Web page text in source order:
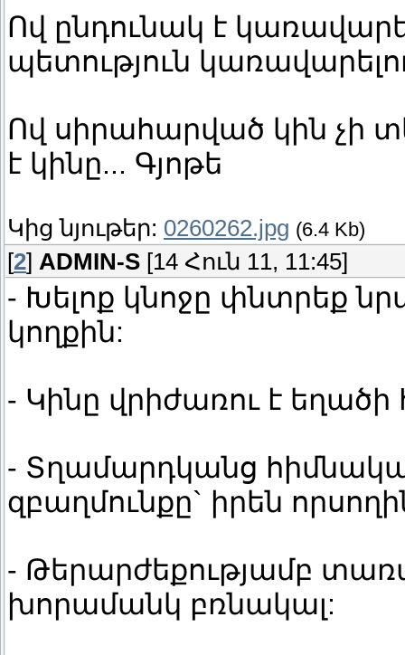
Ով ընդունակ է
պետություն
Ով սիրահարված կին չի
է կինը... Գյոթե
Կից նյութեր: 0260262.jpg (6.4 Kb)
[2] ADMIN-S [14 Հուն 11, 11:45]
- Խելոք կնոջը փնտրեք
կողքին:
- Կինը վրիժառու է
- Տղամարդկանց
զբաղմունքը` իրեն
- Թերարժեքությամբ
խորամանկ բռնակալ: